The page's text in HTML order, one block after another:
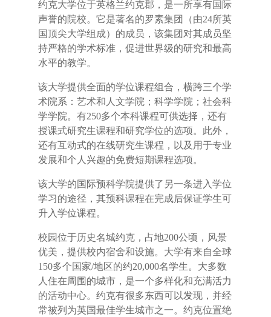
约克大学位于英格兰约克郡，是一所享有国际
声誉的院校。它是著名的罗素集团（由24所英
国顶尖大学组成）的成员，该集团对其成员坚
持严格的学术标准，促进世界级的研究和最高
水平的教学。
该大学提供全面的学位课程组合，横跨三个学
术院系：艺术和人文学院；科学学院；社会科
学学院。有250多个本科课程可供选择，还有
授课式研究生课程和研究学位的选项。此外，
还有互动式的在线研究生课程，以及用于专业
发展和个人兴趣的免费短期课程选项。
该大学的国际预科学院提供了另一条进入学位
学习的途径，其预科课程在完成后保证学生可
升入学位课程。
校园位于历史名城约克，占地200公顷，风景
优美，提供校内宿舍和设施。大学有来自全球
150多个国家/地区的约20,000名学生。大多数
人住在周围的城市，是一个多样化和充满活力
的活动中心。约克有很多东西可以发现，并经
常被列为英国最佳学生城市之一。约克位置绝